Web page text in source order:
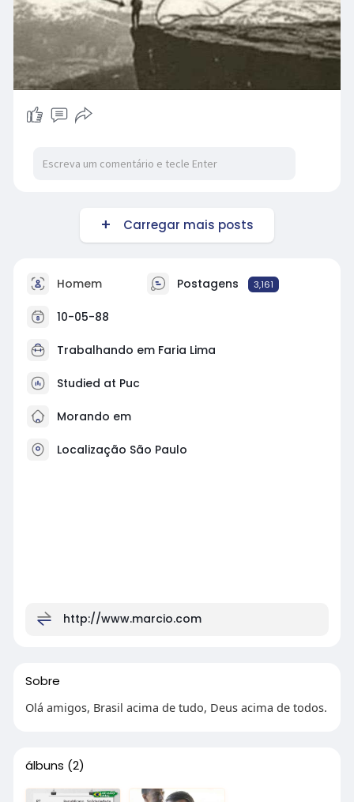
Carregar mais posts
Homem Postagens 3,161
10-05-88
Trabalhando em Faria Lima
Studied at Puc
Morando em
Localização São Paulo
http://www.marcio.com
Sobre
Olá amigos, Brasil acima de tudo, Deus acima de todos.
álbuns (2)